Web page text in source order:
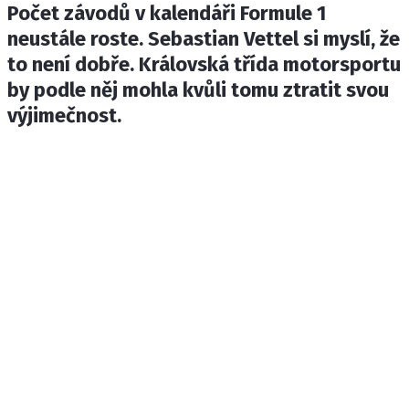
Provozovatelem serveru F1NEWS.cz je
INCORP MEDIA GROUP s.r.o., IČ: 118 23 054
Počet závodů v kalendáři Formule 1
neustále roste. Sebastian Vettel si myslí, že
to není dobře. Královská třída motorsportu
by podle něj mohla kvůli tomu ztratit svou
výjimečnost.